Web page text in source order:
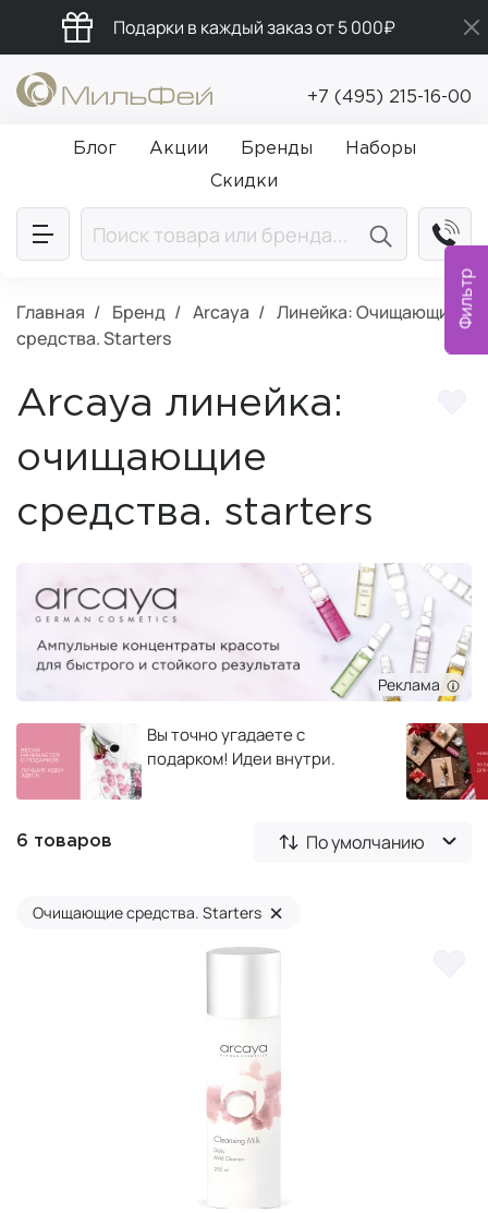
Фильтр
Подарки в каждый заказ от 5 000₽
Бесплатная доставка от 5 000₽
Промокод ПРИВЕТ
+7 (495) 215-16-00
Блог Акции Бренды
Наборы
Скидки
Главная Бренд Arcaya
Линейка: Очищающие
средства. Starters
Arcaya линейка:
очищающие
средства. starters
Реклама
Вы точно угадаете с
подарком! Идеи внутри.
6 товаров По умолчанию
Очищающие средства. Starters ×